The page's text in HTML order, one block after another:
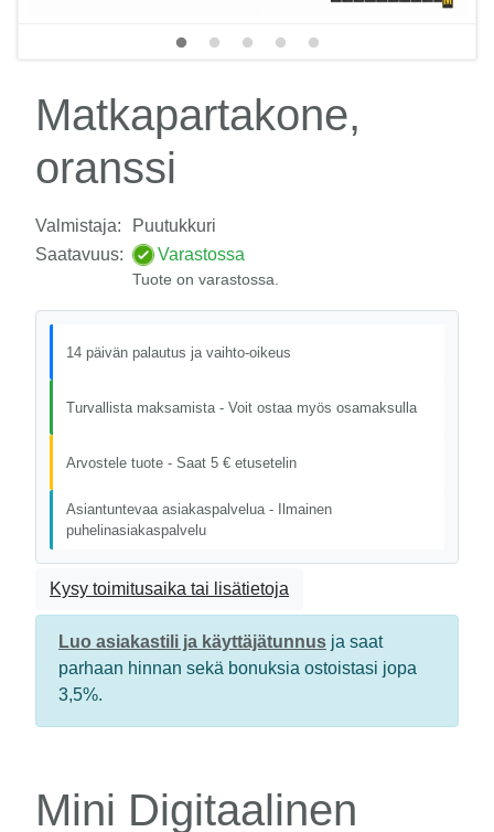
Matkapartakone,
oranssi
Valmistaja:
Puutukkuri
Saatavuus:
Varastossa
Tuote on varastossa.
14 päivän palautus ja vaihto-oikeus
Turvallista maksamista - Voit ostaa myös osamaksulla
Arvostele tuote - Saat 5 € etusetelin
Asiantuntevaa asiakaspalvelua - Ilmainen
puhelinasiakaspalvelu
Kysy toimitusaika tai lisätietoja
Luo asiakastili ja käyttäjätunnus ja saat
parhaan hinnan sekä bonuksia ostoistasi jopa
3,5%.
Mini Digitaalinen